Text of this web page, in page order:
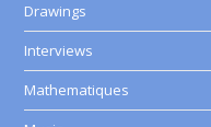
Drawings
Interviews
Mathematiques